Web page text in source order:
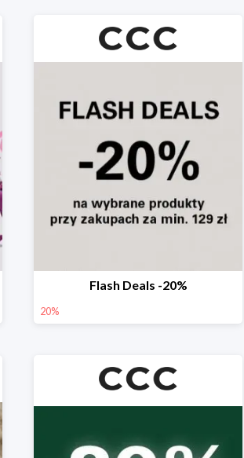
Flash Deals -20%
20%